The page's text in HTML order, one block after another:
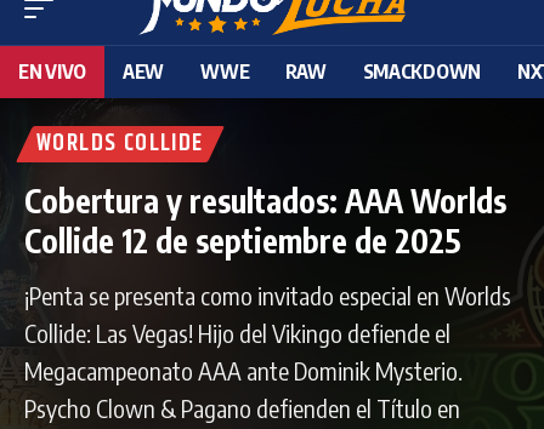
EN VIVO AEW WWE RAW SMACKDOWN
WORLDS COLLIDE
Cobertura y resultados: AAA Worlds
Collide 12 de septiembre de 2025
¡Penta se presenta como invitado especial en Worlds
Collide: Las Vegas! Hijo del Vikingo defiende el
Megacampeonato AAA ante Dominik Mysterio.
Psycho Clown & Pagano defienden el Título en